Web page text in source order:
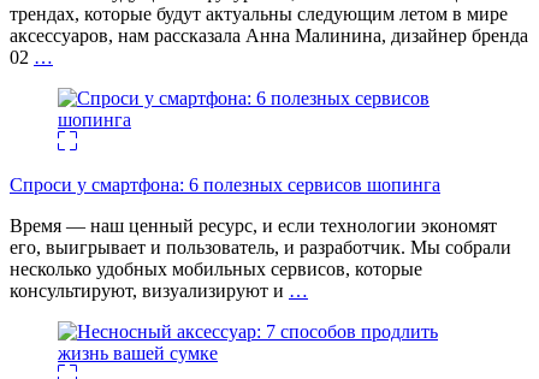
трендах, которые будут актуальны следующим летом в мире
аксессуаров, нам рассказала Анна Малинина, дизайнер бренда
02 …
Спроси у смартфона: 6 полезных cервисов шопинга
Время — наш ценный ресурс, и если технологии экономят
его, выигрывает и пользователь, и разработчик. Мы собрали
несколько удобных мобильных сервисов, которые
консультируют, визуализируют и …